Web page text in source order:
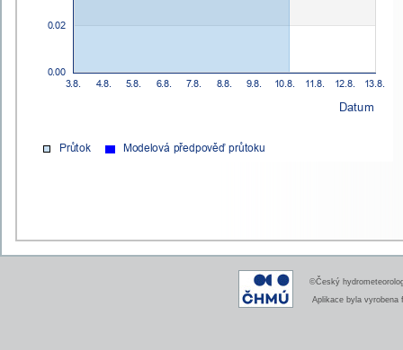
©Český
Aplikace byla vyrobena